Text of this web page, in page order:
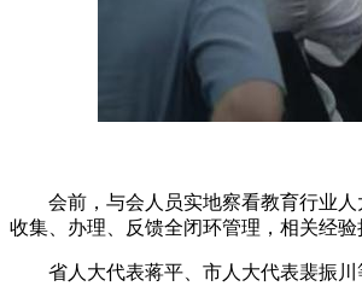
会前，与会人员实地察看教育行业人
收集、办理、反馈全闭环管理，相关经
省人大代表蒋平、市人大代表裴振川